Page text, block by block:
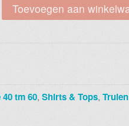
Toevoegen aan
tm 60, Shirts & Tops,